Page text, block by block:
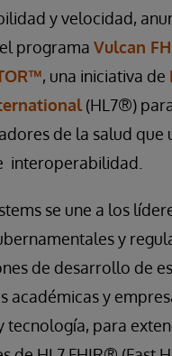
y velocidad,
programa Vulcan
, una iniciativa de
(HL7®)
de la salud que
interoperabilidad.
se une a los
y
de desarrollo de
académicas y
tecnología, para